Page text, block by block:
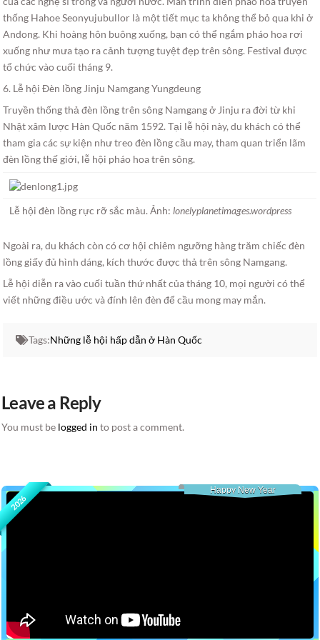
thống Hahoe Seonyujubullor là một tiết mục ta không thể bỏ qua khi ở
Andong. Khi hoàng hôn buông xuống, bạn có thể ngắm pháo hoa rơi
xuống như mưa tạo ra cảnh tượng tuyệt đẹp trên sông. Festival được
tổ chức vào cuối tháng 9.
6. Lễ hội Đèn lồng Jinju Namgang Yungdeung
Truyền thống thả đèn lồng trên sông Namgang ở Jinju ra đời từ khi
Nhật xâm lược Hàn Quốc năm 1592. Tại lễ hội này, du khách có thể
tham gia các sự kiện như treo đèn lồng cầu may, tham quan triển lãm
đèn lồng thế giới, lễ hội pháo hoa trên sông.
Lễ hội đèn lồng rực rỡ sắc màu. Ảnh: lonelyplanetimages.wordpress
Ngoài ra, du khách còn có cơ hội chiêm ngưỡng hàng trăm chiếc đèn
lồng giấy đủ hình dáng, kích thước được thả trên sông Namgang.
Lễ hội diễn ra vào cuối tuần thứ nhất của tháng 10, mọi người có thể
viết những điều ước và đính lên đèn để cầu mong may mắn.
Tags:Những lễ hội hấp dẫn ở Hàn Quốc
Leave a Reply
You must be logged in to post a comment.
2026
Happy New Year